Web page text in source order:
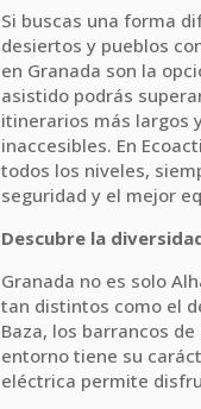
Si buscas una forma
desiertos y pueblos
en Granada son la
asistido podrás
itinerarios más largos
inaccesibles. En
todos los niveles,
seguridad y el mejor
Descubre la
Granada no es solo
tan distintos como el
Baza, los barrancos
entorno tiene su
eléctrica permite